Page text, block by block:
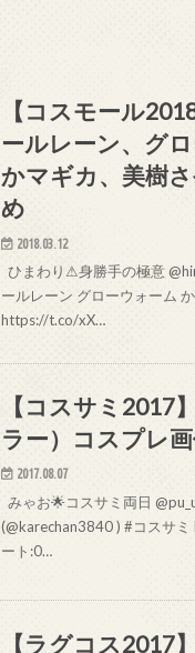
【コスモール
ールレーン、グ
かマギカ、美樹
め
2018.03.12
ひまわり⚠身勝手の極意
ールレーン グローウォーム
https://t.co/xX…
【コスサミ2017
ラー）コスプレ
2017.08.07
みゃお🌟コスサミ両日
(@karechan3840 ) #コスサ
ート:0…
【ラグコス2017